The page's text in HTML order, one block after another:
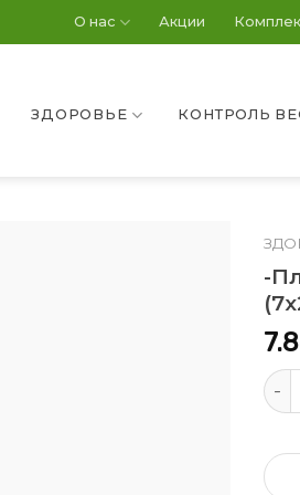
О нас Акции
ЗДОРОВЬЕ КОНТРОЛЬ
-